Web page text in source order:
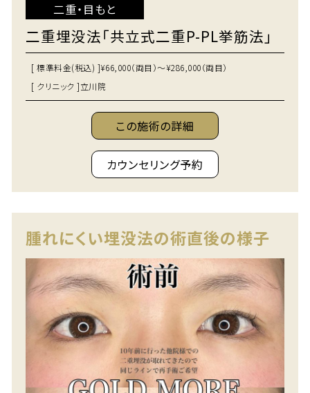
二重・目もと
二重埋没法「共立式二重P-PL挙筋法」
[ 標準料金(税込) ]¥66,000（両目）～¥286,000（両目）
[ クリニック ]立川院
この施術の詳細
カウンセリング予約
腫れにくい埋没法の術直後の様子